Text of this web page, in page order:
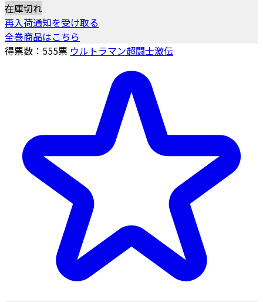
在庫切れ
再入荷通知を受け取る
全巻商品はこちら
得票数： 555票 ウルトラマン超闘士激伝